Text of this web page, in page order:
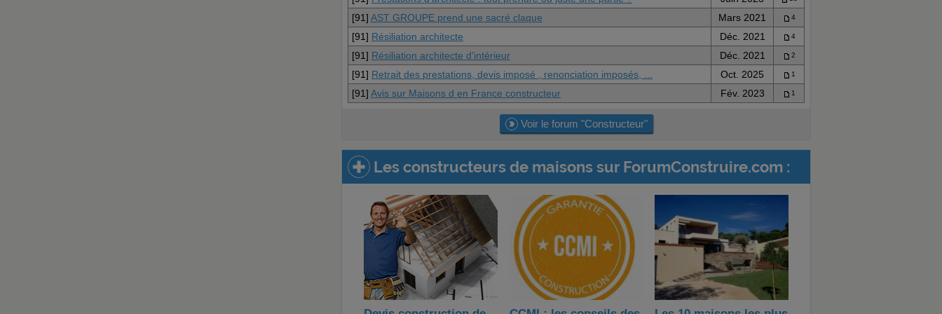
[91] AST GROUPE prend une sacré claque Mars 2021 4
[91] Résiliation architecte Déc. 2021 4
[91] Résiliation architecte d'intérieur Déc. 2021 2
[91] Retrait des prestations, devis imposé , renonciation imposés, ... Oct. 2025 1
[91] Avis sur Maisons d en France constructeur Fév. 2023 1
Voir le forum "Constructeur"
Les constructeurs de maisons sur ForumConstruire.com :